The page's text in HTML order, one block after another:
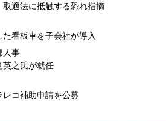
取適法に抵触する恐れ指摘
看板車を子会社が導入
人事
英之氏が就任
コ補助申請を公募